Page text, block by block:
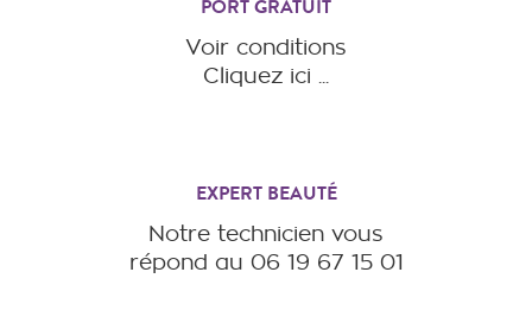
PORT GRATUIT
Voir conditions
Cliquez ici ...
EXPERT BEAUTÉ
Notre technicien vous
répond au 06 19 67 15 01